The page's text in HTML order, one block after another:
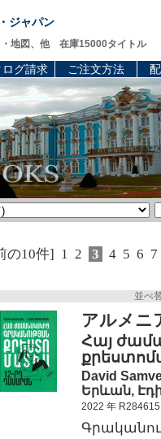
ジャパン
・地図、他 在庫15000タイトル
ログ請求 ご注文方法
の10件] 1 2 3 4 5 6 7
並べ
アルメニ
Հայ
David
Երևան,
2022 年 R284615